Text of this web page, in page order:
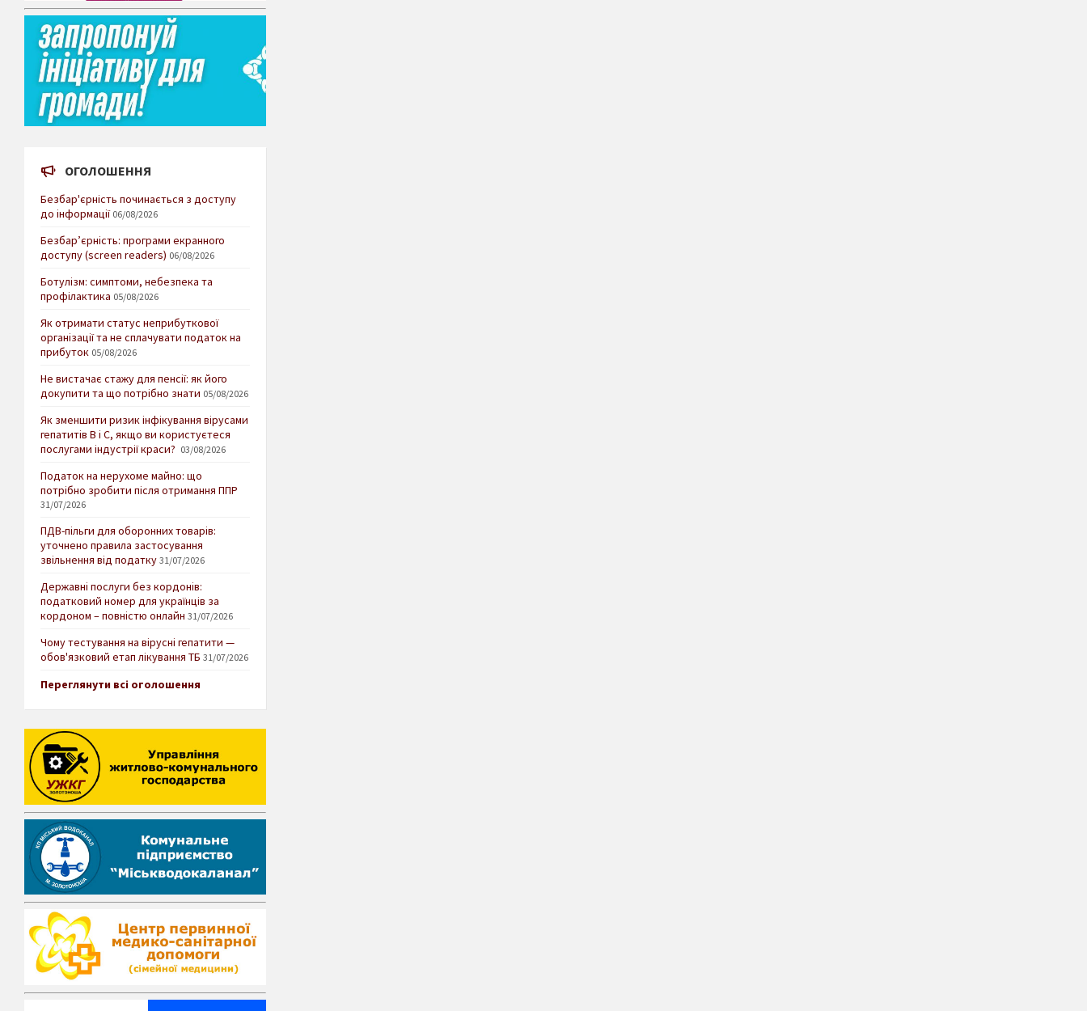
ОГОЛОШЕННЯ
Безбар'єрність починається з доступу
до інформації 06/08/2026
Безбар’єрність: програми екранного
доступу (screen readers) 06/08/2026
Ботулізм: симптоми, небезпека та
профілактика 05/08/2026
Як отримати статус неприбуткової
організації та не сплачувати податок на
прибуток 05/08/2026
Не вистачає стажу для пенсії: як його
докупити та що потрібно знати 05/08/2026
Як зменшити ризик інфікування вірусами
гепатитів В і С, якщо ви користуєтеся
послугами індустрії краси? 03/08/2026
Податок на нерухоме майно: що
потрібно зробити після отримання ППР
31/07/2026
ПДВ-пільги для оборонних товарів:
уточнено правила застосування
звільнення від податку 31/07/2026
Державні послуги без кордонів:
податковий номер для українців за
кордоном – повністю онлайн 31/07/2026
Чому тестування на вірусні гепатити —
обов'язковий етап лікування ТБ 31/07/2026
Переглянути всі оголошення